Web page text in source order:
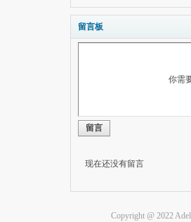
留言板
你需
留言
现在还没有留言
Copyright @ 2022